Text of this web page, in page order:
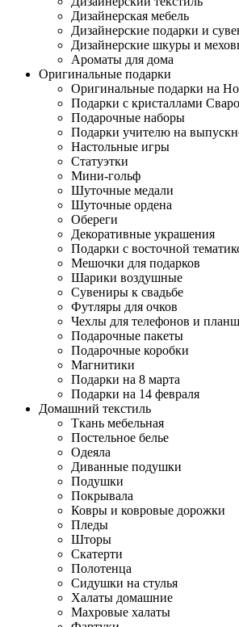
Дизайнерская мебель
Дизайнерские подарки и
Дизайнерские шкуры и
Ароматы для дома
Оригинальные подарки
Оригинальные подарки на
Подарки с кристаллами
Подарочные наборы
Подарки учителю на
Настольные игры
Статуэтки
Мини-гольф
Шуточные медали
Шуточные ордена
Обереги
Декоративные украшения
Подарки с восточной
Мешочки для подарков
Шарики воздушные
Сувениры к свадьбе
Футляры для очков
Чехлы для телефонов и
Подарочные пакеты
Подарочные коробки
Магнитики
Подарки на 8 марта
Подарки на 14 февраля
Домашний текстиль
Ткань мебельная
Постельное белье
Одеяла
Диванные подушки
Подушки
Покрывала
Ковры и ковровые дорожки
Пледы
Шторы
Скатерти
Полотенца
Сидушки на стулья
Халаты домашние
Махровые халаты